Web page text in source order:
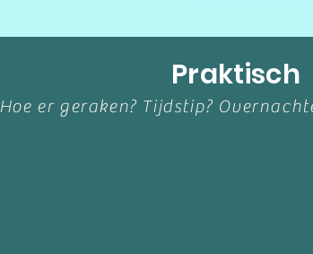
Praktisch
Hoe er geraken? Tijdstip?